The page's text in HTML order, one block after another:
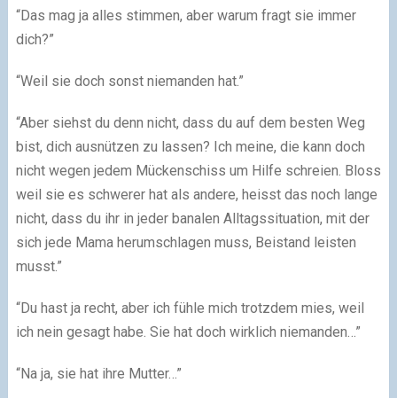
“Das mag ja alles stimmen, aber warum fragt sie immer
dich?”
“Weil sie doch sonst niemanden hat.”
“Aber siehst du denn nicht, dass du auf dem besten Weg
bist, dich ausnützen zu lassen? Ich meine, die kann doch
nicht wegen jedem Mückenschiss um Hilfe schreien. Bloss
weil sie es schwerer hat als andere, heisst das noch lange
nicht, dass du ihr in jeder banalen Alltagssituation, mit der
sich jede Mama herumschlagen muss, Beistand leisten
musst.”
“Du hast ja recht, aber ich fühle mich trotzdem mies, weil
ich nein gesagt habe. Sie hat doch wirklich niemanden…”
“Na ja, sie hat ihre Mutter…”